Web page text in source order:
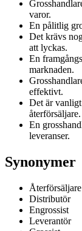
varor.
En pålitlig
Det krävs
att lyckas.
En
marknaden.
effektivt.
Det är
återförsäljare.
En
leveranser.
Synonymer
Återförsäljare
Distributör
Engrossist
Leverantör